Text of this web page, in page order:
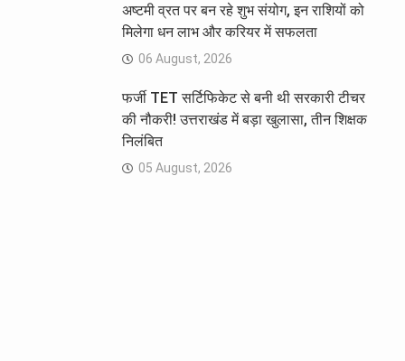
अष्टमी व्रत पर बन रहे शुभ संयोग, इन राशियों को
मिलेगा धन लाभ और करियर में सफलता
06 August, 2026
फर्जी TET सर्टिफिकेट से बनी थी सरकारी टीचर
की नौकरी! उत्तराखंड में बड़ा खुलासा, तीन शिक्षक
निलंबित
05 August, 2026